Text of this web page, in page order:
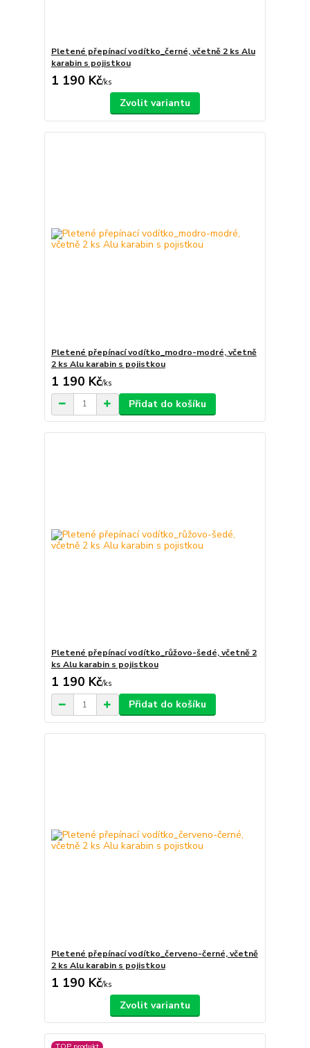
Pletené přepínací vodítko_černé, včetně 2 ks Alu
karabin s pojistkou
1 190 Kč/ks
Zvolit variantu
Pletené přepínací vodítko_modro-modré, včetně
2 ks Alu karabin s pojistkou
1 190 Kč/ks
Přidat do košíku
Pletené přepínací vodítko_růžovo-šedé, včetně 2
ks Alu karabin s pojistkou
1 190 Kč/ks
Přidat do košíku
Pletené přepínací vodítko_červeno-černé, včetně
2 ks Alu karabin s pojistkou
1 190 Kč/ks
Zvolit variantu